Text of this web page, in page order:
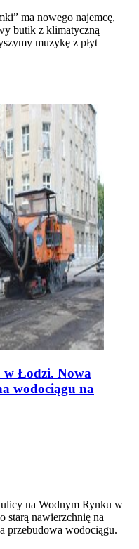
ma nowego najemcę,
butik z klimatyczną
muzykę z płyt
Łodzi. Nowa
wodociągu na
na Wodnym Rynku w
starą nawierzchnię na
przebudowa wodociągu.